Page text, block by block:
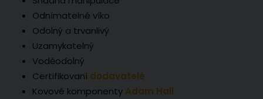
Odnímatelné víko
Odolný a trvanlivý
Uzamykatelný
Voděodolný
Certifikovaní dodavatelé
Kovové komponenty Adam Hall